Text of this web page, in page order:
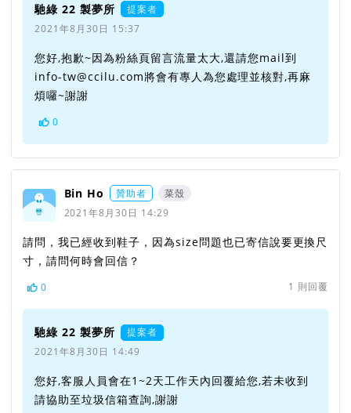
馳綠 22 製夢所
提案者
2021年8月30日 15:37
您好,抱歉~因為粉絲頁留言流量太大,還請您mail到
info-tw@ccilu.com將會有專人為您處理並核對,再麻
煩囉~謝謝
0
Bin Ho 贊助者
菜殼
2021年8月30日 14:29
請問，我已經收到鞋子，因為size問題也已寄信說要更換尺
寸，請問何時會回信？
0 1 則回覆
馳綠 22 製夢所
提案者
2021年8月30日 14:49
您好,客服人員會在1~2天工作天內回覆給您,若未收到
請協助至垃圾信箱查詢,謝謝